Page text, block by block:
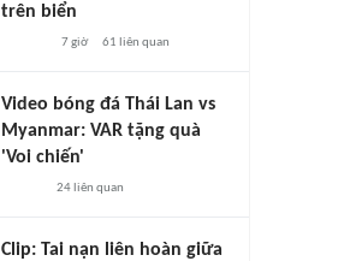
trên biển
7 giờ 61 liên quan
Video bóng đá Thái Lan vs
Myanmar: VAR tặng quà
'Voi chiến'
24liên quan
Clip: Tai nạn liên hoàn giữa